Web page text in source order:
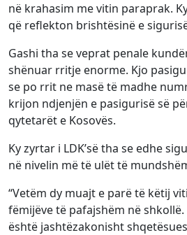
në krahasim me vitin paraprak.
që reflekton brishtësinë e
Gashi tha se veprat penale
shënuar rritje enorme. Kjo
se po rrit ne masë të madhe
krijon ndjenjën e pasigurisë së
qytetarët e Kosovës.
Ky zyrtar i LDK’së tha se edhe
në nivelin më të ulët të
“Vetëm dy muajt e parë të këtij
fëmijëve të pafajshëm në
është jashtëzakonisht